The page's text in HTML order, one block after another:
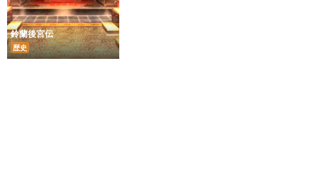
鈴蘭後宮伝
歴史